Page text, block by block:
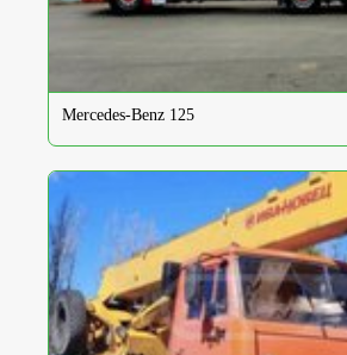
Mercedes-Benz 125